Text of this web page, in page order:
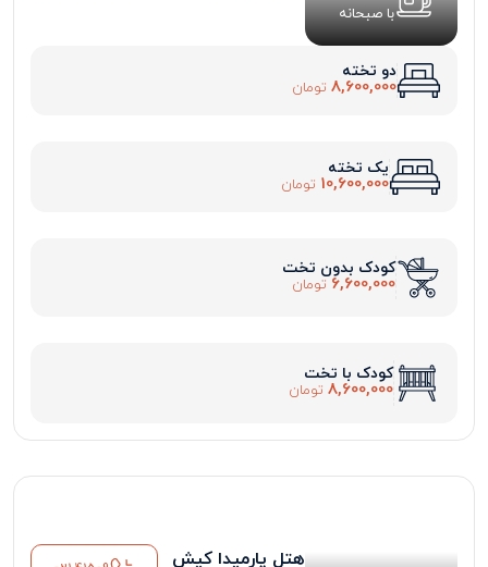
با صبحانه
دو تخته
8,600,000 تومان
یک تخته
10,600,000 تومان
کودک بدون تخت
6,600,000 تومان
کودک با تخت
8,600,000 تومان
هتل پارمیدا کیش